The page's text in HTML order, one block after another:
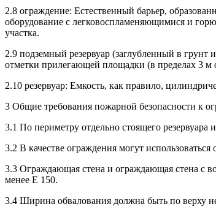
2.8 ограждение: Естественный барьер,
оборудование с легковоспламеняющимися и
участка.
2.9 подземный резервуар (заглубленный в
отметки прилегающей площадки (в пределах 3 м
2.10 резервуар: Емкость, как правило,
3 Общие требования пожарной безопасности к
3.1 По периметру отдельно стоящего
3.2 В качестве ограждения могут
3.3 Ограждающая стена и ограждающая стена с
менее Е 150.
3.4 Ширина обвалования должна быть по верху